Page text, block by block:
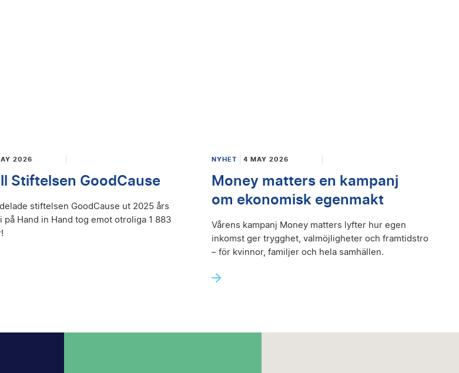
2026
Stiftelsen GoodCause
delade stiftelsen GoodCause ut 2025 års
på Hand in Hand tog emot otroliga 1 883
NYHET 4 MAY 2026
Money matters en kampanj
om ekonomisk egenmakt
Vårens kampanj Money matters lyfter hur egen
inkomst ger trygghet, valmöjligheter och framtidstro
– för kvinnor, familjer och hela samhällen.